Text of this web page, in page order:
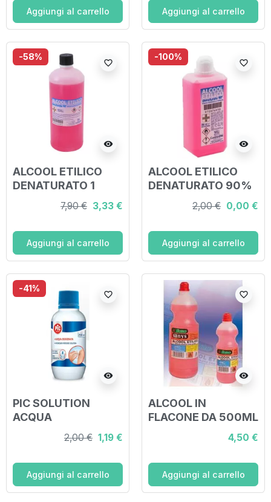
Aggiungi al carrello Aggiungi al carrello
-58%
visibility
favorite_border
ALCOOL ETILICO
DENATURATO 1
7,90 € 3,33 €
Aggiungi al carrello
-100%
visibility
favorite_border
ALCOOL ETILICO
DENATURATO 90%
2,00 € 0,00 €
Aggiungi al carrello
-41%
visibility
favorite_border
PIC SOLUTION
ACQUA
OSSIGENATA 10
VOLUMI PEROSSIDO
250 ML
2,00 € 1,19 €
Aggiungi al carrello
visibility
favorite_border
ALCOOL IN
FLACONE DA 500ML
4,50 €
Aggiungi al carrello